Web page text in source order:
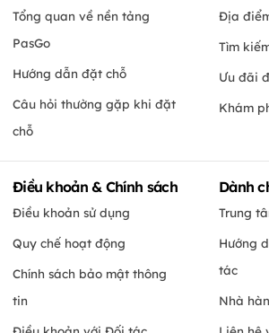
Tổng quan về nền tảng
PasGo
Hướng dẫn đặt chỗ
Câu hỏi thường gặp khi đặt
chỗ
Địa
Tìm
Ưu đãi
Khám
Điều khoản & Chính sách
Điều khoản sử dụng
Quy chế hoạt động
Chính sách bảo mật thông
tin
Dành
Trung
Hướng
tác
Nhà